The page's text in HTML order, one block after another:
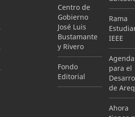
Centro de
Gobierno
José Luis
Bustamante
y Rivero
Fondo
Editorial
Rama
IEEE
Agenda
para el
de
Ahora